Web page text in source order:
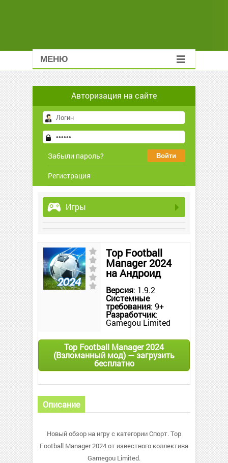
МЕНЮ
Авторизация на сайте
Забыли пароль?
Регистрация
Игры
Top Football
Manager 2024
на Андроид
Версия: 1.9.2
Системные
требования: 9+
Разработчик:
Gamegou Limited
Top Football Manager 2024
(Взломанный мод) — загрузить
бесплатно
Описание
Новый обзор на игру с категории Спорт. Top
Football Manager 2024 от известного коллектива
Gamegou Limited.